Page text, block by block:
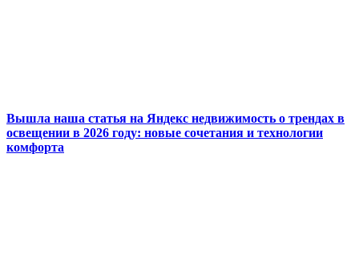
Вышла наша статья на Яндекс недвижимость о трендах в
освещении в 2026 году: новые сочетания и технологии
комфорта